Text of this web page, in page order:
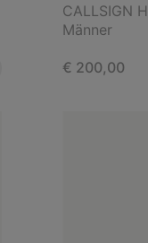
CALLSIGN
Männer
Regular price:
€ 200,00